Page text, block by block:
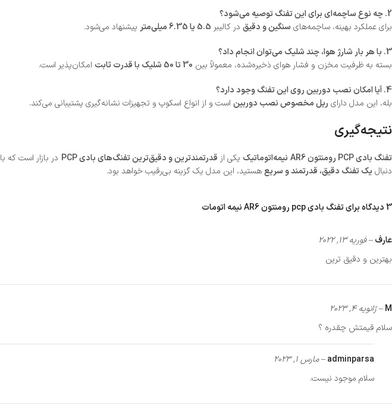
2. چه نوع ساچمه‌ای برای این تفنگ توصیه می‌شود؟
برای عملکرد بهینه، ساچمه‌های سنگین و دقیق در کالیبر 5.5 یا 6.35 میلی‌متر
پیشنهاد می‌شود.
3. با هر بار شارژ هوا، چند شلیک می‌توان انجام داد؟
بسته به ظرفیت مخزن و فشار هوای ذخیره‌شده، معمولاً بین 30 تا 50 شلیک با قدرت ثابت
امکان‌پذیر است.
4. آیا امکان نصب دوربین روی این تفنگ وجود دارد؟
بله، این مدل دارای ریل مخصوص نصب دوربین است و از انواع اسکوپ و تجهیزات نشانه‌گیری پشتیبانی می‌کند.
نتیجه‌گیری
تفنگ بادی PCP رومنتون AR6 نیمه‌اتوماتیک یکی از قدرتمندترین و دقیق‌ترین تفنگ‌های بادی PCP در بازار است که با
دنبال یک تفنگ دقیق، قدرتمند و سریعهستید، این مدل یک گزینه بی‌رقیب خواهد بود.
3 دیدگاه برای تفنگ بادی pcp رومنتون AR6 نیمه اتومات
عارف–فوریه 13, 2022
بهترین و دقیق ترین
M
–ژانویه 4, 2023
سلام قیمتش چقدره ؟
adminparsa
–مارس 1, 2023
سلام موجود نیست.